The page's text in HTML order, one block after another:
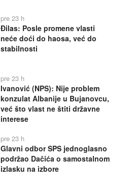
pre 23 h
Đilas: Posle promene vlasti
neće doći do haosa, već do
stabilnosti
pre 23 h
Ivanović (NPS): Nije problem
konzulat Albanije u Bujanovcu,
već što vlast ne štiti državne
interese
pre 23 h
Glavni odbor SPS jednoglasno
podržao Dačića o samostalnom
izlasku na izbore